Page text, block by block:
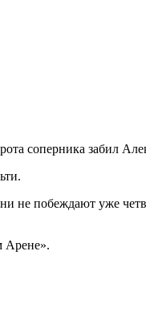
соперника забил
не побеждают уже
Арене».